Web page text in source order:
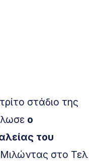
στάδιο της
ο
του
Μιλώντας στο Τελ